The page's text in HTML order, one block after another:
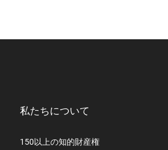
私たちについて
150以上の知的財産権